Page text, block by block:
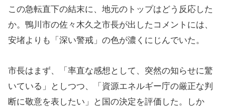
この急転直下の結末に、地元のトップはどう反応した
か。鴨川市の佐々木久之市長が出したコメントには、
安堵よりも「深い警戒」の色が濃くにじんでいた。
市長はまず、「率直な感想として、突然の知らせに驚
いている」としつつ、「資源エネルギー庁の厳正な判
断に敬意を表したい」と国の決定を評価した。しか